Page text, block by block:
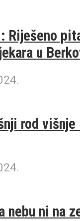
Riješeno
u
rod
nebu ni na